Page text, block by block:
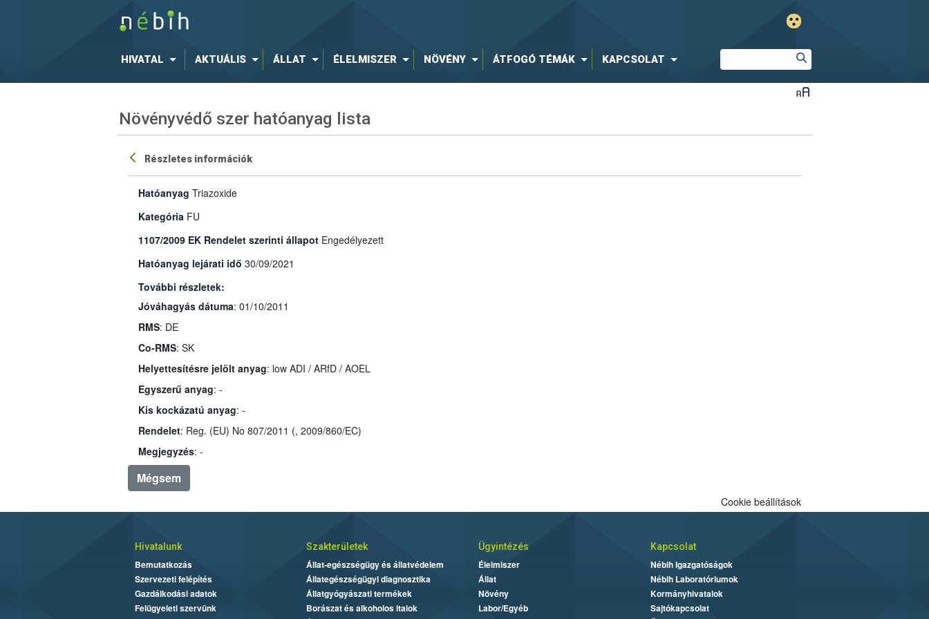
HIVATAL AKTUÁLIS ÁLLAT ÉLELMISZER NÖVÉNY ÁTFOGÓ TÉMÁK KAPCSOLAT
Növényvédő szer hatóanyag lista
Részletes információk
Hatóanyag Triazoxide
Kategória FU
1107/2009 EK Rendelet szerinti állapot Engedélyezett
Hatóanyag lejárati idő 30/09/2021
További részletek:
Jóváhagyás dátuma: 01/10/2011
RMS: DE
Co-RMS: SK
Helyettesítésre jelölt anyag: low ADI / ARfD / AOEL
Egyszerű anyag: -
Kis kockázatú anyag: -
Rendelet: Reg. (EU) No 807/2011 (, 2009/860/EC)
Megjegyzés: -
Mégsem
Cookie beállítások
Hivatalunk
Bemutatkozás
Szervezeti felépítés
Gazdálkodási adatok
Felügyeleti szervünk
Szakterületek
Állat-egészségügy és állatvédelem
Állategészségügyi diagnosztika
Állatgyógyászati termékek
Borászat és alkoholos italok
Ügyintézés
Élelmiszer
Állat
Növény
Labor/Egyéb
Kapcsolat
Nébih Igazgatóságok
Nébih Laboratóriumok
Kormányhivatalok
Sajtókapcsolat